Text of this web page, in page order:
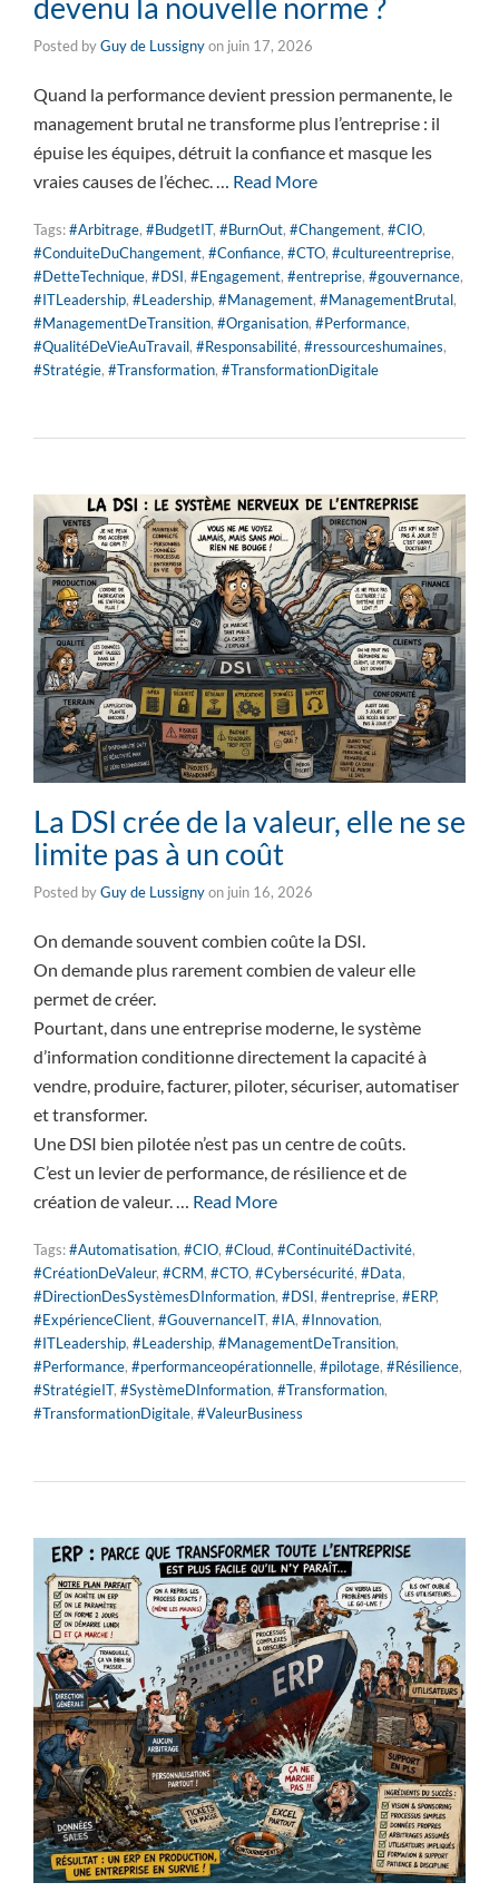
devenu la nouvelle norme ?
Posted byGuy de Lussignyon juin 17, 2026
Quand la performance devient pression permanente, le
management brutal ne transforme plus l’entreprise : il
épuise les équipes, détruit la confiance et masque les
vraies causes de l’échec. … Read More
Tags:#Arbitrage, #BudgetIT, #BurnOut, #Changement, #CIO,
#ConduiteDuChangement, #Confiance, #CTO, #cultureentreprise,
#DetteTechnique, #DSI, #Engagement, #entreprise, #gouvernance,
#ITLeadership, #Leadership, #Management, #ManagementBrutal,
#ManagementDeTransition, #Organisation, #Performance,
#QualitéDeVieAuTravail, #Responsabilité, #ressourceshumaines,
#Stratégie, #Transformation, #TransformationDigitale
La DSI crée de la valeur, elle ne se
limite pas à un coût
Posted byGuy de Lussignyon juin 16, 2026
On demande souvent combien coûte la DSI.
On demande plus rarement combien de valeur elle
permet de créer.
Pourtant, dans une entreprise moderne, le système
d’information conditionne directement la capacité à
vendre, produire, facturer, piloter, sécuriser, automatiser
et transformer.
Une DSI bien pilotée n’est pas un centre de coûts.
C’est un levier de performance, de résilience et de
création de valeur. … Read More
Tags:#Automatisation, #CIO, #Cloud, #ContinuitéDactivité,
#CréationDeValeur, #CRM, #CTO, #Cybersécurité, #Data,
#DirectionDesSystèmesDInformation, #DSI, #entreprise, #ERP,
#ExpérienceClient, #GouvernanceIT, #IA, #Innovation,
#ITLeadership, #Leadership, #ManagementDeTransition,
#Performance, #performanceopérationnelle, #pilotage, #Résilience,
#StratégieIT, #SystèmeDInformation, #Transformation,
#TransformationDigitale, #ValeurBusiness